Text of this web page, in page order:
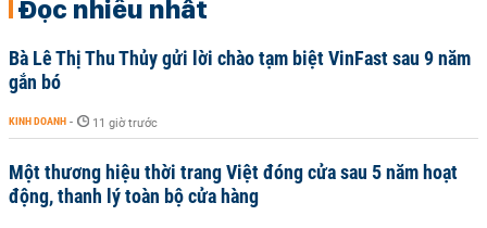
Đọc nhiều nhất
Bà Lê Thị Thu Thủy gửi lời chào tạm biệt VinFast sau 9 năm
gắn bó
KINH DOANH - 11 giờ trước
Một thương hiệu thời trang Việt đóng cửa sau 5 năm hoạt
động, thanh lý toàn bộ cửa hàng